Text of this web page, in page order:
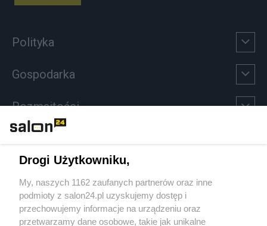
Polityka
Gospodarka
Rozmaitości
Sport
Społeczeństwo
Drogi Użytkowniku,
My, naszych 1162 zaufanych partnerów oraz inne
podmioty z salon24.pl uzyskujemy dostęp i
przechowujemy informacje na urządzeniu oraz
przetwarzamy dane osobowe, takie jak unikalne